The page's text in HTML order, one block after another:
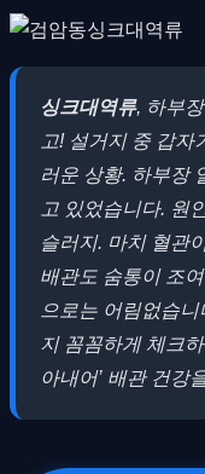
싱크대역류, 하부
고! 설거지 중 갑
러운 상황. 하부장
고 있었습니다. 원
슬러지. 마치 혈관
배관도 숨통이 조
으로는 어림없습
지 꼼꼼하게 체크
아내어’ 배관 건강